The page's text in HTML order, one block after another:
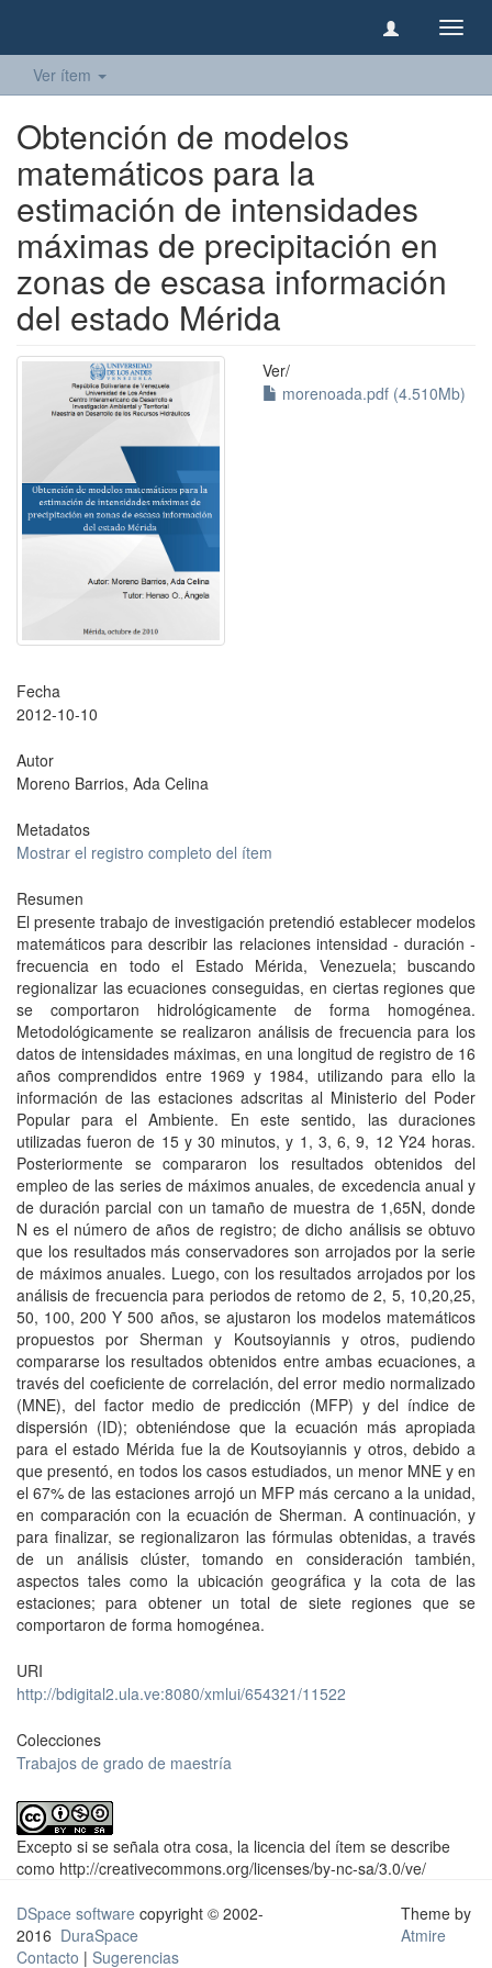
Ver ítem
Obtención de modelos
matemáticos para la
estimación de intensidades
máximas de precipitación en
zonas de escasa información
del estado Mérida
Ver/
morenoada.pdf (4.510Mb)
Fecha
2012-10-10
Autor
Moreno Barrios, Ada Celina
Metadatos
Mostrar el registro completo del ítem
Resumen
El presente trabajo de investigación pretendió establecer modelos
matemáticos para describir las relaciones intensidad - duración -
frecuencia en todo el Estado Mérida, Venezuela; buscando
regionalizar las ecuaciones conseguidas, en ciertas regiones que
se comportaron hidrológicamente de forma homogénea.
Metodológicamente se realizaron análisis de frecuencia para los
datos de intensidades máximas, en una longitud de registro de 16
años comprendidos entre 1969 y 1984, utilizando para ello la
información de las estaciones adscritas al Ministerio del Poder
Popular para el Ambiente. En este sentido, las duraciones
utilizadas fueron de 15 y 30 minutos, y 1, 3, 6, 9, 12 Y24 horas.
Posteriormente se compararon los resultados obtenidos del
empleo de las series de máximos anuales, de excedencia anual y
de duración parcial con un tamaño de muestra de 1,65N, donde
N es el número de años de registro; de dicho análisis se obtuvo
que los resultados más conservadores son arrojados por la serie
de máximos anuales. Luego, con los resultados arrojados por los
análisis de frecuencia para periodos de retomo de 2, 5, 10,20,25,
50, 100, 200 Y 500 años, se ajustaron los modelos matemáticos
propuestos por Sherman y Koutsoyiannis y otros, pudiendo
compararse los resultados obtenidos entre ambas ecuaciones, a
través del coeficiente de correlación, del error medio normalizado
(MNE), del factor medio de predicción (MFP) y del índice de
dispersión (ID); obteniéndose que la ecuación más apropiada
para el estado Mérida fue la de Koutsoyiannis y otros, debido a
que presentó, en todos los casos estudiados, un menor MNE y en
el 67% de las estaciones arrojó un MFP más cercano a la unidad,
en comparación con la ecuación de Sherman. A continuación, y
para finalizar, se regionalizaron las fórmulas obtenidas, a través
de un análisis clúster, tomando en consideración también,
aspectos tales como la ubicación geográfica y la cota de las
estaciones; para obtener un total de siete regiones que se
comportaron de forma homogénea.
URI
http://bdigital2.ula.ve:8080/xmlui/654321/11522
Colecciones
Trabajos de grado de maestría
Excepto si se señala otra cosa, la licencia del ítem se describe
como http://creativecommons.org/licenses/by-nc-sa/3.0/ve/
DSpace software copyright © 2002-
2016 DuraSpace
Contacto | Sugerencias
Theme by
Atmire